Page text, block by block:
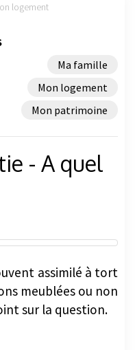
logement
Ma famille
Mon logement
Mon patrimoine
- A quel
assimilé à tort
meublées ou non
sur la question.